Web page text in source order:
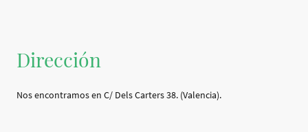
Dirección
Nos encontramos en C/ Dels Carters 38. (Valencia).